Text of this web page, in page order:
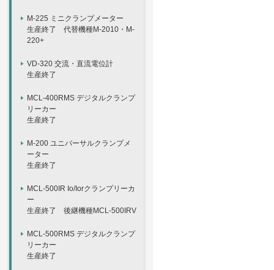
M-225 ミニクランプメーター
生産終了 代替機種M-2010・M-
220+
VD-320 交流・直流電位計
生産終了
MCL-400RMS デジタルクランプ
リーカー
生産終了
M-200 ユニバーサルクランプメ
ーター
生産終了
MCL-500IR Io/Iorクランプリーカ
ー
生産終了 後継機種MCL-500IRV
MCL-500RMS デジタルクランプ
リーカー
生産終了